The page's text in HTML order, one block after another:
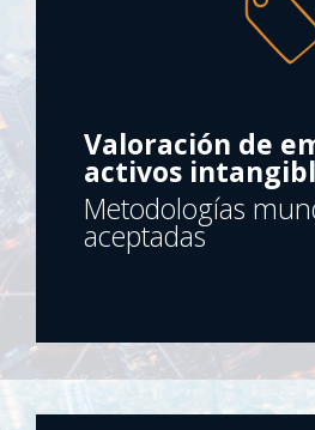
Valoración de
activos
Metodologías
aceptadas